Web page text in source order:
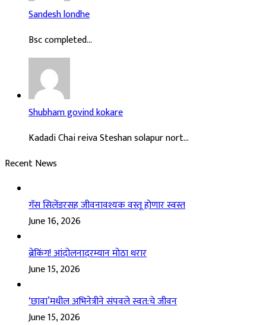
Sandesh londhe
Bsc completed...
Shubham govind kokare
Kadadi Chai reiva Steshan solapur nort...
Recent News
गॅस सिलेंडरसह जीवनावश्यक वस्तू होणार स्वस्त
June 16, 2026
ब्रेकिंग! आंदोलनादरम्यान मोठा थरार
June 15, 2026
‘छावा’मधील अभिनेत्रीने संपवले स्वत:चे जीवन
June 15, 2026